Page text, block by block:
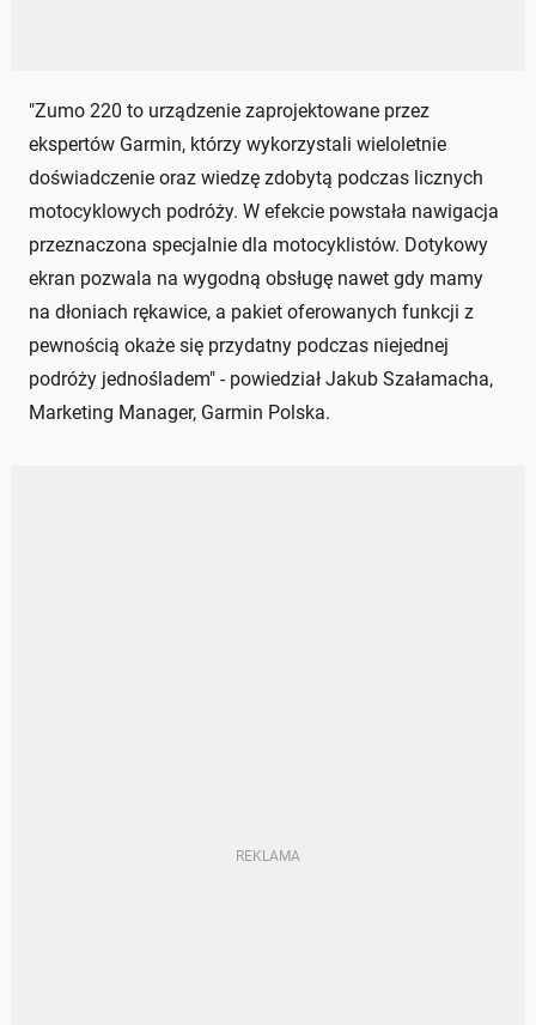
"Zumo 220 to urządzenie zaprojektowane przez
ekspertów Garmin, którzy wykorzystali wieloletnie
doświadczenie oraz wiedzę zdobytą podczas licznych
motocyklowych podróży. W efekcie powstała nawigacja
przeznaczona specjalnie dla motocyklistów. Dotykowy
ekran pozwala na wygodną obsługę nawet gdy mamy
na dłoniach rękawice, a pakiet oferowanych funkcji z
pewnością okaże się przydatny podczas niejednej
podróży jednośladem" - powiedział Jakub Szałamacha,
Marketing Manager, Garmin Polska.